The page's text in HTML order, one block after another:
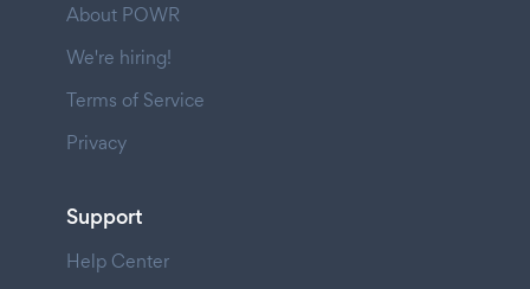
About POWR
We're hiring!
Terms of Service
Privacy
Support
Help Center